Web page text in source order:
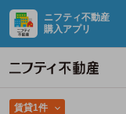
ニフティ不動産
購入アプリ
賃貸1件